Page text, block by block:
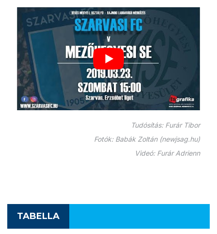
Tudósítás: Furár Tibor
Fotók: Babák Zoltán (newjsag.hu)
Videó: Furár Adrienn
TABELLA